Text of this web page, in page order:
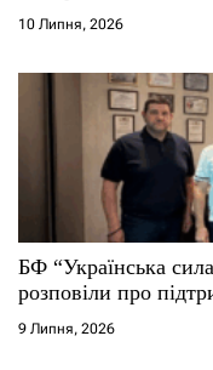
10 Липня, 2026
БФ “Українська
розповіли про
9 Липня, 2026